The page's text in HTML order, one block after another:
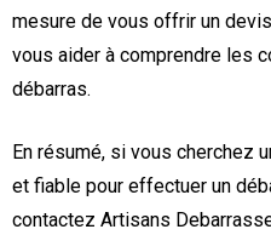
mesure de vous offrir un
vous aider à comprendre les
débarras.
En résumé, si vous cherchez
et fiable pour effectuer un
contactez Artisans